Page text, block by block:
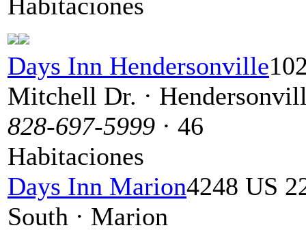
Days Inn Hendersonville
Mitchell Dr. ·
828-697-5999 · 46
Habitaciones
Days Inn Marion4248 US
South · Marion